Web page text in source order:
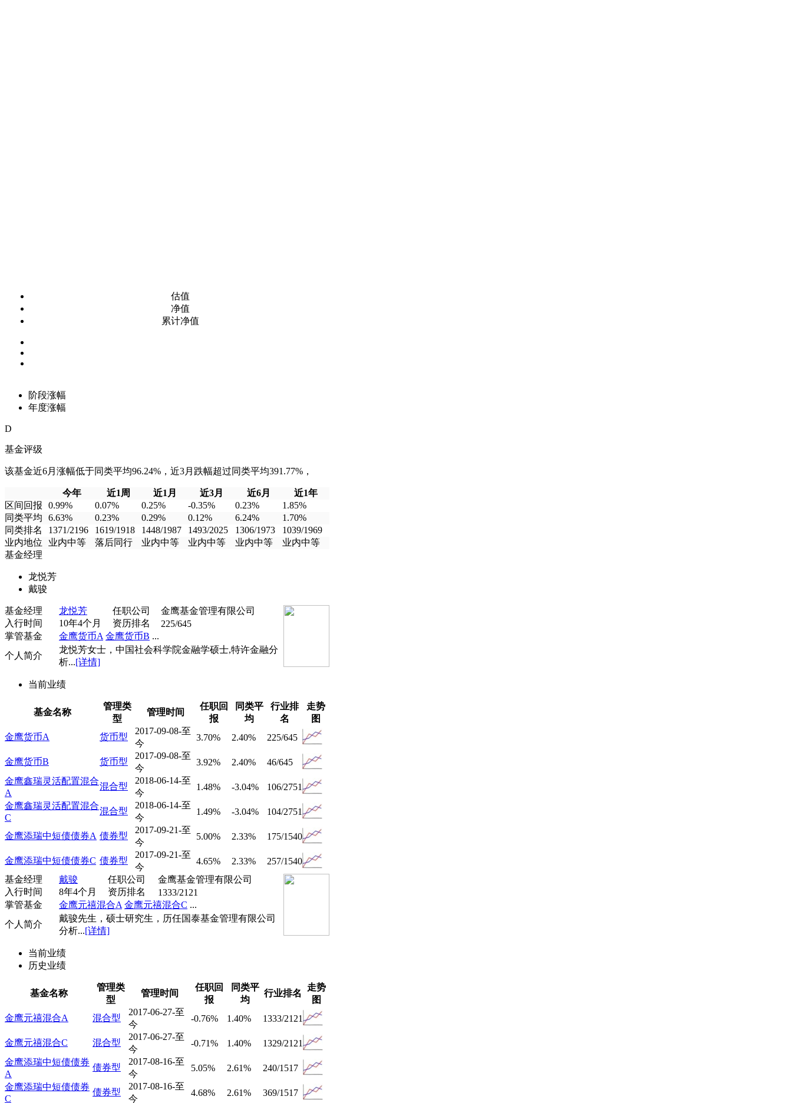
估值
净值
累计净值
阶段涨幅
年度涨幅
D
基金评级
该基金近6月涨幅低于同类平均96.24%，近3月跌幅超过同类平均391.77%，
今年 近1周 近1月 近3月 近6月
近1年
区间回报
0.99% 0.07% 0.25% -0.35% 0.23%
1.85%
同类平均
6.63% 0.23% 0.29% 0.12% 6.24%
1.70%
同类排名
1371/2196 1619/1918 1448/1987 1493/2025 1306/1973
1039/1969
业内地位
业内中等 落后同行 业内中等 业内中等 业内中等
业内中等
基金经理
龙悦芳
戴骏
基金经理 龙悦芳 任职公司
金鹰基金管理有限公司
入行时间
10年4个月 资历排名
225/645
掌管基金
金鹰货币A 金鹰货币B ...
个人简介
龙悦芳女士，中国社会科学院金融学硕士,特许金融分
析...[详情]
当前业绩
基金名称
管理类
型
管理时间
任职回
报
同类平
均
行业排
名
走势
图
金鹰货币A
货币型
2017-09-08-至
今
3.70% 2.40% 225/645
金鹰货币B 货币型
2017-09-08-至
今
3.92% 2.40%
46/645
金鹰鑫瑞灵活配置混合
A
混合型
2018-06-14-至
今
1.48% -3.04%
106/2751
金鹰鑫瑞灵活配置混合
C
混合型
2018-06-14-至
今
1.49% -3.04% 104/2751
金鹰添瑞中短债债券A 债券型
2017-09-21-至
今
5.00% 2.33% 175/1540
金鹰添瑞中短债债券C 债券型
2017-09-21-至
今
4.65% 2.33%
257/1540
基金经理
戴骏 任职公司
金鹰基金管理有限公司
入行时间
8年4个月 资历排名
1333/2121
掌管基金
金鹰元禧混合A 金鹰元禧混合C ...
个人简介
戴骏先生，硕士研究生，历任国泰基金管理有限公司
分析...[详情]
当前业绩
历史业绩
基金名称
管理类
型
管理时间
任职回
报
同类平
均
行业排名
走势
图
金鹰元禧混合A
混合型
2017-06-27-至
今
-0.76% 1.40% 1333/2121
金鹰元禧混合C 混合型
2017-06-27-至
今
-0.71% 1.40%
1329/2121
金鹰添瑞中短债债券
A
债券型
2017-08-16-至
今
5.05% 2.61%
240/1517
金鹰添瑞中短债债券
C
债券型
2017-08-16-至
今
4.68% 2.61% 369/1517